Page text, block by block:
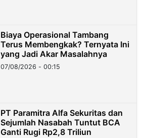
Biaya Operasional Tambang
Terus Membengkak? Ternyata Ini
yang Jadi Akar Masalahnya
07/08/2026 - 00:15
PT Paramitra Alfa Sekuritas dan
Sejumlah Nasabah Tuntut BCA
Ganti Rugi Rp2,8 Triliun